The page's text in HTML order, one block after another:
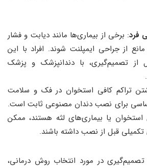
فرد: برخی از بیماری‌ها مانند دیابت و فشار
از جراحی ایمپلنت شوند. افراد با این
از تصمیم‌گیری، با دندانپزشک و پزشک
تراکم کافی استخوان در فک و سلامت
برای نصب دندان مصنوعی ثابت است.
استخوان یا بیماری‌های لثه هستند، ممکن
قبل از نصب داشته باشند.
تصمیم‌گیری در مورد انتخاب روش درمانی،